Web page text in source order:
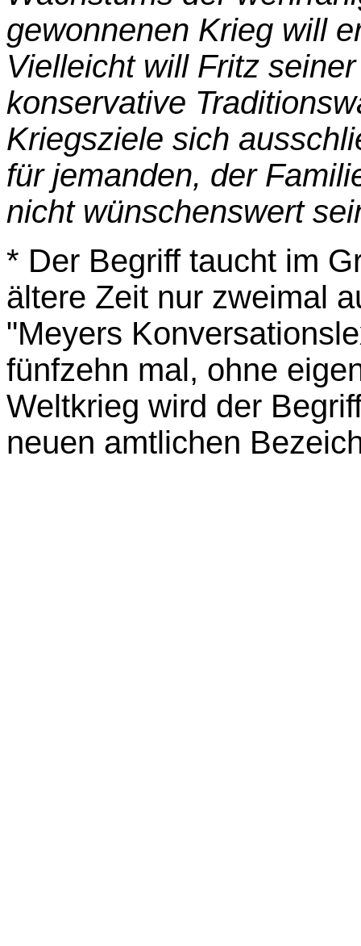
gewonnenen Krieg will
Vielleicht will Fritz
konservative
Kriegsziele sich
für jemanden, der
nicht wünschenswert
* Der Begriff taucht im
ältere Zeit nur zweimal
"Meyers
fünfzehn mal, ohne
Weltkrieg wird der
neuen amtlichen